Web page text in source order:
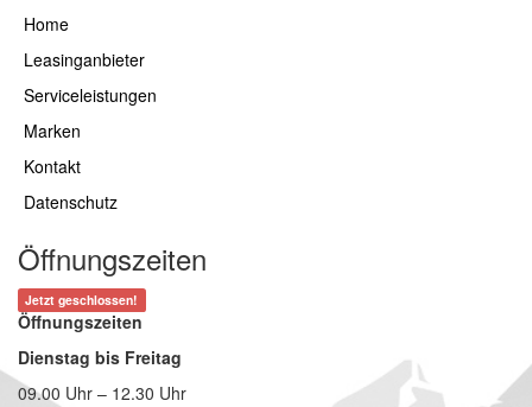
Home
Leasinganbieter
Serviceleistungen
Marken
Kontakt
Datenschutz
Öffnungszeiten
Jetzt geschlossen!
Öffnungszeiten
Dienstag bis Freitag
09.00 Uhr – 12.30 Uhr